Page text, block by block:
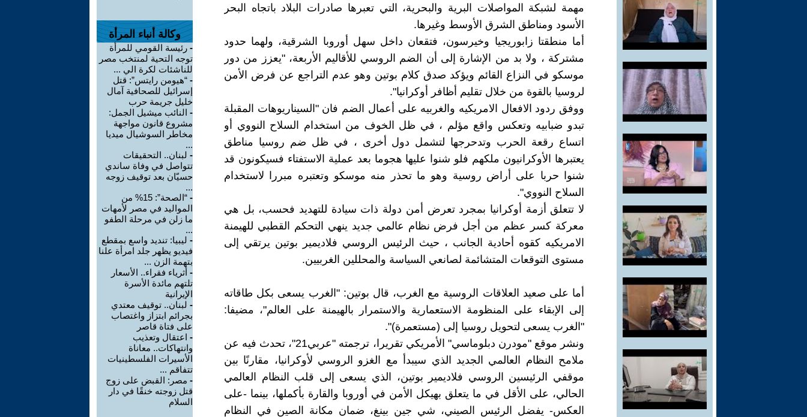
مهمة لشبكة المواصلات البرية والبحرية، التي تعبرها صادرات البلاد باتجاه البحر
الأسود ومناطق الشرق الأوسط وغيرها.
أما منطقتا زابوريجيا وخيرسون، فتقعان داخل سهل أوروبا الشرقية، ولهما حدود
مشتركة ، ولا بد من الإشارة إلى أن الضم الروسي للأقاليم الأربعة، "يعزز من دور
موسكو في النزاع القائم ويؤكد صدق كلام بوتين وهو عدم التراجع عن فرض الأمن
لروسيا بالقوة من خلال تقليم أظافر أوكرانيا".
ووفق ردود الافعال الامريكيه والغربيه على أعمال الضم فان "السيناريوهات المقبلة
تبدو ضبابيه وتعكس واقع مؤلم ، في ظل الخوف من استخدام السلاح النووي أو
اتساع رقعة الحرب وتدحرجها لتشمل دول أخرى ، في ظل ضم روسيا مناطق
يعتبرها الأوكرانيون ملكهم فلو شنوا عليها هجوما بعد عملية الاستفتاء فسيكونون قد
شنوا حربا على أراض روسية وهو ما تحذر منه موسكو وتعتبره مبررا لاستخدام
السلاح النووي".
لا تتعلق أزمة أوكرانيا بمجرد تعرض أمن دولة ذات سيادة للتهديد فحسب، بل هي
معركة كسر عظم من أجل فرض نظام عالمي جديد ينهي التحكم القطبي للهيمنة
الامريكيه كقوه أحادية الجانب ، حيث الرئيس الروسي فلاديمير بوتين يرتقي إلى
مستوى التوقعات المتشائمة لصانعي السياسة والمحللين الغربيين.
أما على صعيد العلاقات الروسية مع الغرب، قال بوتين: "الغرب يسعى بكل طاقاته
إلى الإبقاء على المنظومة الاستعمارية والاستمرار بالهيمنة على العالم"، مضيفا:
"الغرب يسعى لتحويل روسيا إلى (مستعمرة)".
ونشر موقع "مودرن دبلوماسي" الأمريكي تقريرا، ترجمته "عربي21"، تحدث فيه عن
ملامح النظام العالمي الجديد الذي سيبدأ مع الغزو الروسي لأوكرانيا، مقارنًا بين
موقفي الرئيسين الروسي فلاديمير بوتين، الذي يسعى إلى قلب النظام العالمي
الحالي، على الأقل في ما يتعلق بهيكل الأمن في أوروبا والقارة بأكملها، بينما -على
العكس- يفضل الرئيس الصيني، شي جين بينغ، ضمان مكانة الصين في النظام
وكالة أنباء المرأة
- رئيسة القومي للمرأة
توجه التحية لمنتخب مصر
للناشئات لكرة الي ...
- “هيومن رايتس”: قتل
إسرائيل للصحافية آمال
خليل جريمة حرب
- النائب ميشيل الجمل:
مشروع قانون مواجهة
مخاطر السوشيال ميديا
...
- لبنان.. التحقيقات
تتواصل في وفاة ساندي
حسيّان بعد توقيف زوجه
...
-
“الصحة”: 15% من
المواليد في مصر لأمهات
ما زلن في مرحلة الطفو
...
- ليبيا: تنديد واسع بمقطع
فيديو يظهر جلد امرأة علنا
بتهمة الزن ...
- أثرياء فقراء.. الأسعار
تلتهم مائدة الأسرة
الإيرانية
- لبنان.. توقيف معتدي
بجرائم ابتزاز واغتصاب
على فتاة قاصر
- اعتقال وتعذيب
وانتهاكات.. معاناة
الأسيرات الفلسطينيات
تتفاقم ...
- مصر: القبض على زوج
قتل زوجته خنقًا في دار
السلام